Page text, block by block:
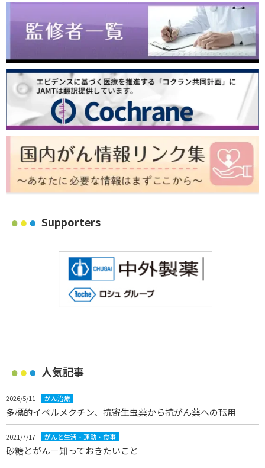
Supporters
人気記事
2026/5/11 がん治療
多標的イベルメクチン、抗寄生虫薬から抗がん薬への転用
2021/7/17 がんと生活・運動・食事
砂糖とがん－知っておきたいこと